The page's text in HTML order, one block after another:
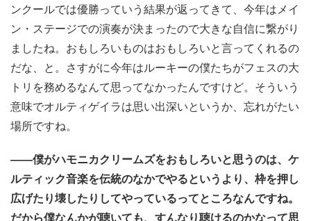
ンクールでは優勝っていう結果が返ってきて、今年はメイ
ン・ステージでの演奏が決まったので大きな自信に繋がり
ましたね。おもしろいものはおもしろいと言ってくれるの
だな、と。さすがに今年はルーキーの僕たちがフェスの大
トリを務めるなんて思ってなかったんですけど。そういう
意味でオルティゲイラは思い出深いというか、忘れがたい
場所ですね。
――僕がハモニカクリームズをおもしろいと思うのは、ケ
ルティック音楽を伝統のなかでやるというより、枠を押し
広げたり壊したりしてやっているってところなんですね。
だから僕なんかが聴いても、すんなり聴けるのかなって思